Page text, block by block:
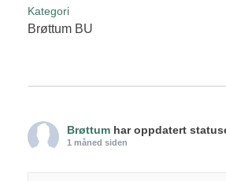
Kategori
Brøttum BU
Brøttum har oppdatert
1 måned siden